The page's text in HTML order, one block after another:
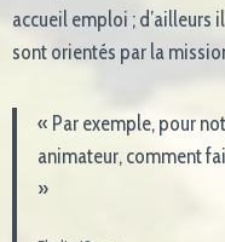
accueil emploi ; d’ailleurs
sont orientés par la
« Par exemple, pour
animateur, comment
»